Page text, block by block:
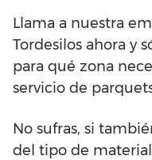
Llama a nuestra
Tordesilos ahora y
para qué zona
servicio de
No sufras, si
del tipo de